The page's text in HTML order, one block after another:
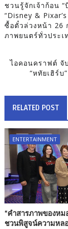
ชวนรู้จักเจ้าก้อน
“Disney &
ซื้อตั๋วล่วงหน้า 26
ภาพยนตร์ทั่วประเ
ไอคอนคราฟต์ จั
“หทัยเฮิร์บ
RELATED POST
ENTERTAINMENT
“คำสารภาพของหม
ชวนพิสูจน์ความหล